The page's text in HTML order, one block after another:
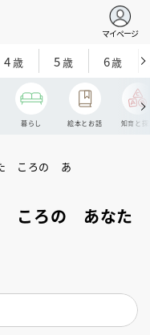
マイページ
4歳 5歳 6歳
暮らし 絵本とお話 知育と探
ころの あなた